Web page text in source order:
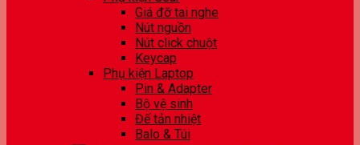
Giá đỡ tai nghe
Nút nguồn
Nút click chuột
Keycap
Phụ kiện Laptop
Pin & Adapter
Bộ vệ sinh
Đế tản nhiệt
Balo & Túi